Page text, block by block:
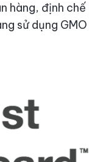
hàng, định chế
sử dụng GMO